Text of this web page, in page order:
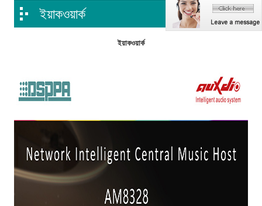
ইয়াকওয়ার্ক
ইয়াকওয়ার্ক